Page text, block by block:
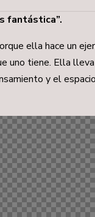
fantástica”.
ella hace un
uno tiene. Ella
y el